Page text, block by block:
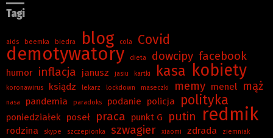
Tagi
aids beemka biedra blog cola Covid
demotywatory dieta dowcipy facebook
humor inflacja janusz jasiu kartki kasa kobiety
koronawirus ksiądz lekarz lockdown maseczki memy menel mąż
nasa pandemia paradoks podanie policja polityka
poniedziałek poseł praca punkt G putin redmik
rodzina skype szczepionka szwagier xiaomi zdrada
ziemniak